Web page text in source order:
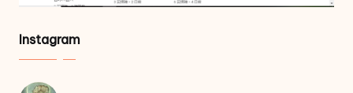
Instagram